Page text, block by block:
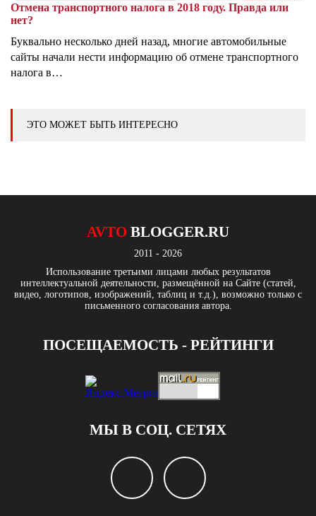
Отмена транспортного налога в 2018 году. Правда или
нет?
Буквально несколько дней назад, многие автомобильные
сайты начали нести информацию об отмене транспортного
налога в…
ЭТО МОЖЕТ БЫТЬ ИНТЕРЕСНО
AVTO BLOGGER.RU
2011 - 2026
Использование третьими лицами любых результатов
интеллектуальной деятельности, размещённой на Сайте (статей,
видео, логотипов, изображений, таблиц и т.д.), возможно только с
письменного согласования автора.
ПОСЕЩАЕМОСТЬ - РЕЙТИНГИ
МЫ В СОЦ. СЕТЯХ